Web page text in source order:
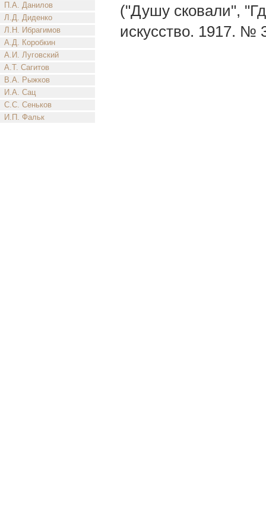
П.А. Данилов
Л.Д. Диденко
Л.Н. Ибрагимов
А.Д. Коробкин
А.И. Луговский
А.Т. Сагитов
В.А. Рыжков
И.А. Сац
С.С. Сеньков
И.П. Фальк
("Душу сковали",
искусство. 1917. №